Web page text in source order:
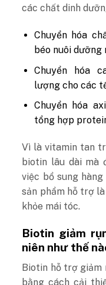
các chất dinh
Chuyển hóa
béo nuôi dưỡng
Chuyển hóa
lượng cho các
Chuyển hóa
tổng hợp
Vì là vitamin tan
biotin lâu dài mà
việc bổ sung
sản phẩm hỗ trợ
khỏe mái tóc.
Biotin giảm
niên như thế
Biotin hỗ trợ giảm
bằng cách cải